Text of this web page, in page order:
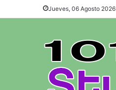
Jueves, 06 Agosto 2026